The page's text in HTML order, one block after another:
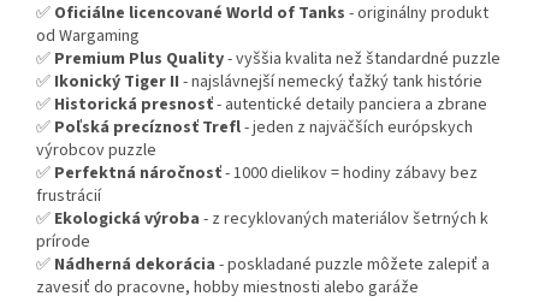
✅ Oficiálne licencované World of Tanks - originálny produkt
od Wargaming
✅ Premium Plus Quality- vyššia kvalita než štandardné puzzle
✅ Ikonický Tiger II - najslávnejší nemecký ťažký tank histórie
✅ Historická presnosť- autentické detaily panciera a zbrane
✅ Poľská precíznosť Trefl- jeden z najväčších európskych
výrobcov puzzle
✅ Perfektná náročnosť- 1000 dielikov = hodiny zábavy bez
frustrácií
✅ Ekologická výroba - z recyklovaných materiálov šetrných k
prírode
✅ Nádherná dekorácia - poskladané puzzle môžete zalepiť a
zavesiť do pracovne, hobby miestnosti alebo garáže